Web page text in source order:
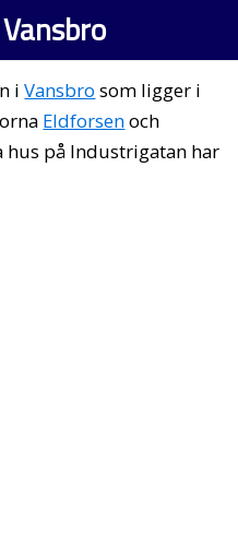
iVansbro som ligger i
Eldforsenoch
hus på Industrigatan har